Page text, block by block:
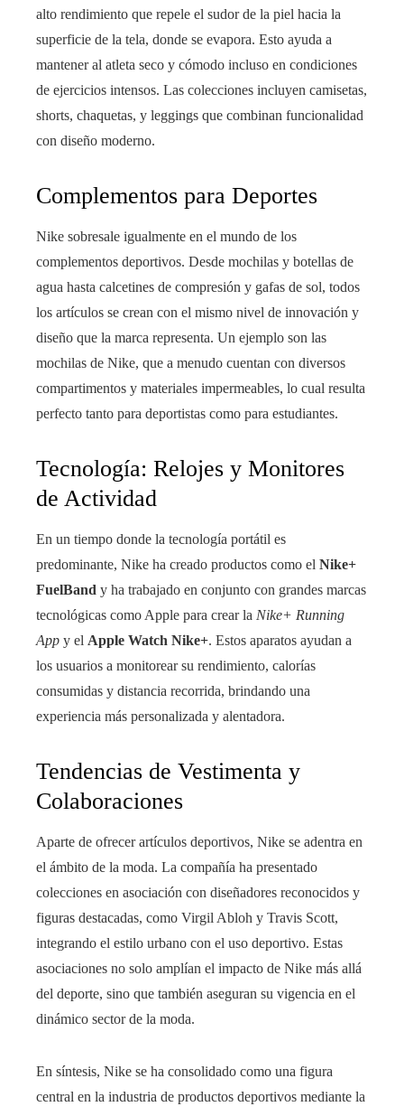
alto rendimiento que repele el sudor de la piel hacia la
superficie de la tela, donde se evapora. Esto ayuda a
mantener al atleta seco y cómodo incluso en condiciones
de ejercicios intensos. Las colecciones incluyen camisetas,
shorts, chaquetas, y leggings que combinan funcionalidad
con diseño moderno.
Complementos para Deportes
Nike sobresale igualmente en el mundo de los
complementos deportivos. Desde mochilas y botellas de
agua hasta calcetines de compresión y gafas de sol, todos
los artículos se crean con el mismo nivel de innovación y
diseño que la marca representa. Un ejemplo son las
mochilas de Nike, que a menudo cuentan con diversos
compartimentos y materiales impermeables, lo cual resulta
perfecto tanto para deportistas como para estudiantes.
Tecnología: Relojes y Monitores
de Actividad
En un tiempo donde la tecnología portátil es
predominante, Nike ha creado productos como el Nike+
FuelBand y ha trabajado en conjunto con grandes marcas
tecnológicas como Apple para crear la Nike+ Running
App y el Apple Watch Nike+. Estos aparatos ayudan a
los usuarios a monitorear su rendimiento, calorías
consumidas y distancia recorrida, brindando una
experiencia más personalizada y alentadora.
Tendencias de Vestimenta y
Colaboraciones
Aparte de ofrecer artículos deportivos, Nike se adentra en
el ámbito de la moda. La compañía ha presentado
colecciones en asociación con diseñadores reconocidos y
figuras destacadas, como Virgil Abloh y Travis Scott,
integrando el estilo urbano con el uso deportivo. Estas
asociaciones no solo amplían el impacto de Nike más allá
del deporte, sino que también aseguran su vigencia en el
dinámico sector de la moda.
En síntesis, Nike se ha consolidado como una figura
central en la industria de productos deportivos mediante la